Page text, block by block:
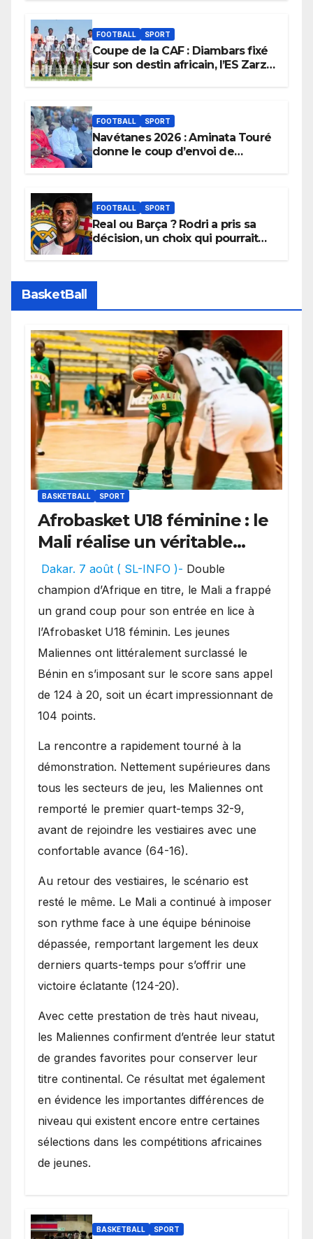
FOOTBALL SPORT
Coupe de la CAF : Diambars fixé
sur son destin africain, l’ES Zarzis
FOOTBALL SPORT
Navétanes 2026 : Aminata Touré
donne le coup d’envoi de
apaisées.
FOOTBALL SPORT
Real ou Barça ? Rodri a pris sa
décision, un choix qui pourrait
BasketBall
BASKETBALL SPORT
Afrobasket U18 féminine : le
Mali réalise un véritable
festival offensif et inflige
une lourde défaite au
Bénin.
Dakar. 7 août ( SL-INFO )- Double
champion d’Afrique en titre, le Mali a frappé
un grand coup pour son entrée en lice à
l’Afrobasket U18 féminin. Les jeunes
Maliennes ont littéralement surclassé le
Bénin en s’imposant sur le score sans appel
de 124 à 20, soit un écart impressionnant de
104 points.
La rencontre a rapidement tourné à la
démonstration. Nettement supérieures dans
tous les secteurs de jeu, les Maliennes ont
remporté le premier quart-temps 32-9,
avant de rejoindre les vestiaires avec une
confortable avance (64-16).
Au retour des vestiaires, le scénario est
resté le même. Le Mali a continué à imposer
son rythme face à une équipe béninoise
dépassée, remportant largement les deux
derniers quarts-temps pour s’offrir une
victoire éclatante (124-20).
Avec cette prestation de très haut niveau,
les Maliennes confirment d’entrée leur statut
de grandes favorites pour conserver leur
titre continental. Ce résultat met également
en évidence les importantes différences de
niveau qui existent encore entre certaines
sélections dans les compétitions africaines
de jeunes.
BASKETBALL SPORT